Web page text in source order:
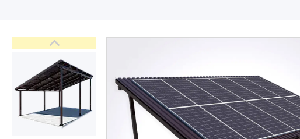
Фільонка
Фарба Hammerite, Грунти та
Замки для воріт і хвірток